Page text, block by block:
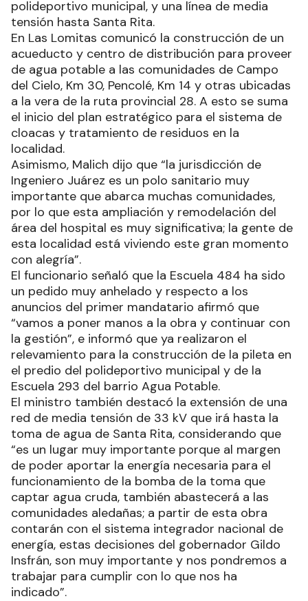
polideportivo municipal, y una línea de media
tensión hasta Santa Rita.
En Las Lomitas comunicó la construcción de un
acueducto y centro de distribución para proveer
de agua potable a las comunidades de Campo
del Cielo, Km 30, Pencolé, Km 14 y otras ubicadas
a la vera de la ruta provincial 28. A esto se suma
el inicio del plan estratégico para el sistema de
cloacas y tratamiento de residuos en la
localidad.
Asimismo, Malich dijo que “la jurisdicción de
Ingeniero Juárez es un polo sanitario muy
importante que abarca muchas comunidades,
por lo que esta ampliación y remodelación del
área del hospital es muy significativa; la gente de
esta localidad está viviendo este gran momento
con alegría”.
El funcionario señaló que la Escuela 484 ha sido
un pedido muy anhelado y respecto a los
anuncios del primer mandatario afirmó que
“vamos a poner manos a la obra y continuar con
la gestión”, e informó que ya realizaron el
relevamiento para la construcción de la pileta en
el predio del polideportivo municipal y de la
Escuela 293 del barrio Agua Potable.
El ministro también destacó la extensión de una
red de media tensión de 33 kV que irá hasta la
toma de agua de Santa Rita, considerando que
“es un lugar muy importante porque al margen
de poder aportar la energía necesaria para el
funcionamiento de la bomba de la toma que
captar agua cruda, también abastecerá a las
comunidades aledañas; a partir de esta obra
contarán con el sistema integrador nacional de
energía, estas decisiones del gobernador Gildo
Insfrán, son muy importante y nos pondremos a
trabajar para cumplir con lo que nos ha
indicado”.